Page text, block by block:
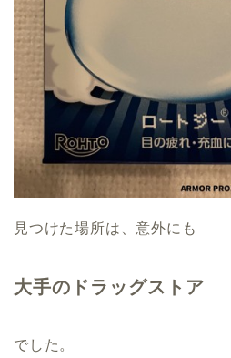
見つけた場所は、意外にも
大手のドラッグストア
でした。